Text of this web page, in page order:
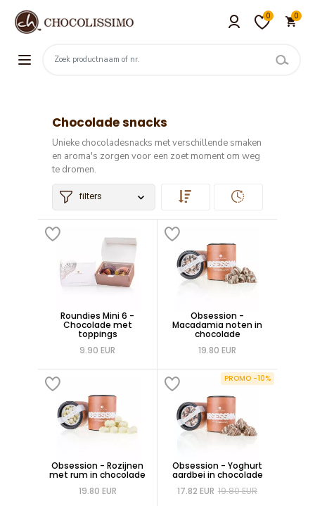
0 0
Chocolade snacks
Unieke chocoladesnacks met verschillende smaken
en aroma's zorgen voor een zoet moment om weg
te dromen.
filters
Roundies Mini 6 -
Chocolade met
toppings
9.90 EUR
Obsession -
Macadamia noten in
chocolade
19.80 EUR
Obsession - Rozijnen
met rum in chocolade
19.80 EUR
PROMO -10%
Obsession - Yoghurt
aardbei in chocolade
17.82 EUR 19.80 EUR